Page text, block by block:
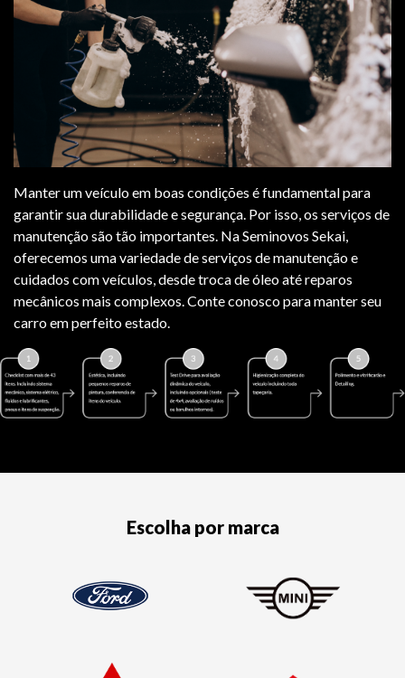
Manter um veículo em boas condições é fundamental para
garantir sua durabilidade e segurança. Por isso, os serviços de
manutenção são tão importantes. Na Seminovos Sekai,
oferecemos uma variedade de serviços de manutenção e
cuidados com veículos, desde troca de óleo até reparos
mecânicos mais complexos. Conte conosco para manter seu
carro em perfeito estado.
Escolha por marca